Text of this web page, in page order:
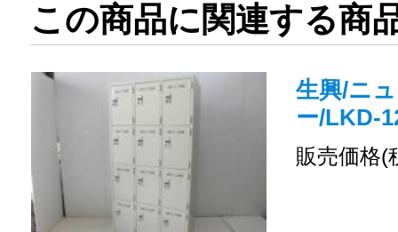
この商品に関連する商
生興/ニ
ー/LKD-
販売価格(